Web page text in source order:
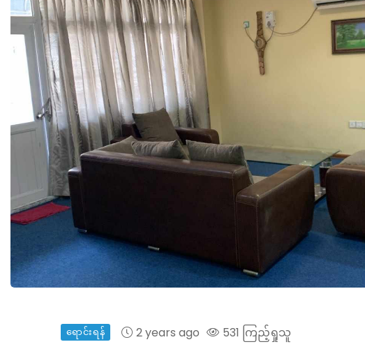
ရောင်းရန် 2 years ago 531 ကြည့်ရှုသူ